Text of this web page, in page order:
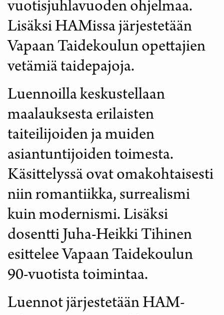
vuotisjuhlavuoden ohjelmaa.
Lisäksi HAMissa järjestetään
Vapaan Taidekoulun opettajien
vetämiä taidepajoja.
Luennoilla keskustellaan
maalauksesta erilaisten
taiteilijoiden ja muiden
asiantuntijoiden toimesta.
Käsittelyssä ovat omakohtaisesti
niin romantiikka, surrealismi
kuin modernismi. Lisäksi
dosentti Juha-Heikki Tihinen
esittelee Vapaan Taidekoulun
90-vuotista toimintaa.
Luennot järjestetään HAM-